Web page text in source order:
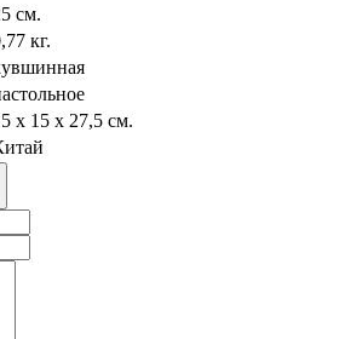
см.
кг.
х 15 х 27,5 см.